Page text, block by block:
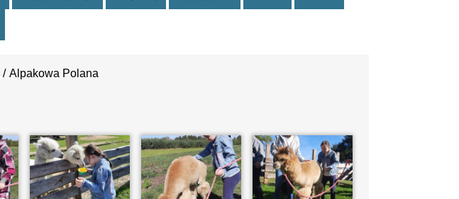
Alpakowa Polana